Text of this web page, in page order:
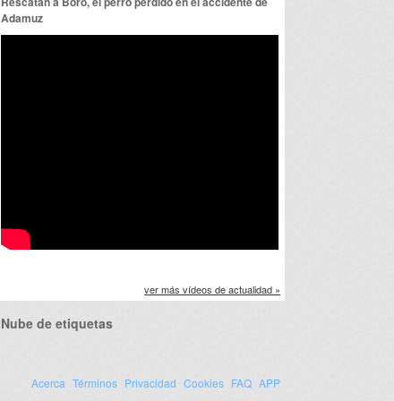
Adamuz
ver más vídeos de actualidad »
Nube de etiquetas
Acerca Términos Privacidad Cookies FAQ APP